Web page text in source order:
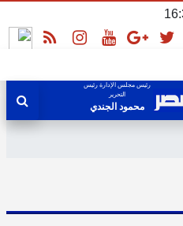
رئيس مجلس الإدارة رئيس
التحرير
محمود الجندي